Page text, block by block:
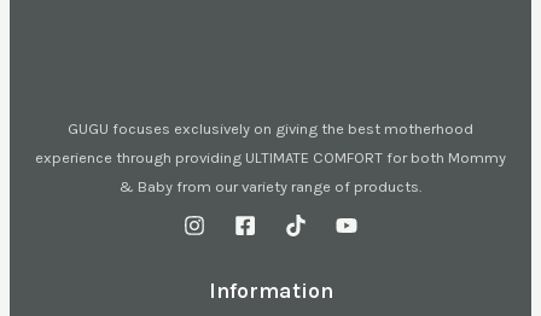
GUGU focuses exclusively on giving the best motherhood
experience through providing ULTIMATE COMFORT for both Mommy
& Baby from our variety range of products.
Information